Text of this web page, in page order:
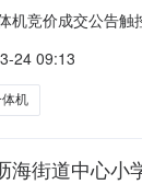
机竞价成交公告
2025-03-2118:00
24 09:13
机
海街道中心小